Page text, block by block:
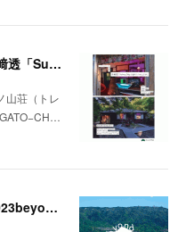
アーティストトーク＆ 朗読会 中﨑透「Sunny Day Light /ハルとテル」開催！
荘（トレ
『六甲ミーツ・アート 芸術散歩 2023beyond』開催中。